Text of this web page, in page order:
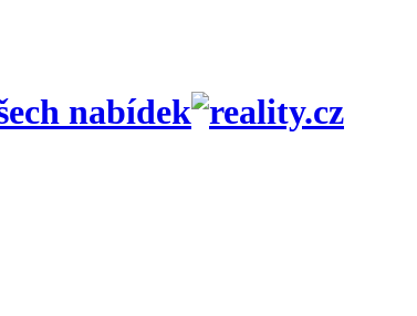
nabídek